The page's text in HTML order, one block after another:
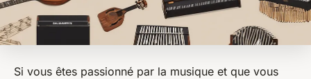
Si vous êtes passionné par la musique et que vous